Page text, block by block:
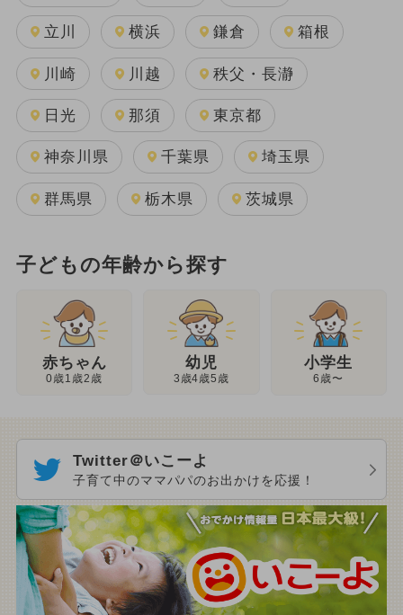
立川 横浜 鎌倉 箱根
川崎 川越 秩父・長瀞
日光 那須 東京都
神奈川県 千葉県 埼玉県
群馬県 栃木県 茨城県
子どもの年齢から探す
赤ちゃん
0歳1歳2歳
幼児
3歳4歳5歳
小学生
6歳〜
Twitter＠いこーよ
子育て中のママパパのお出かけを応援！